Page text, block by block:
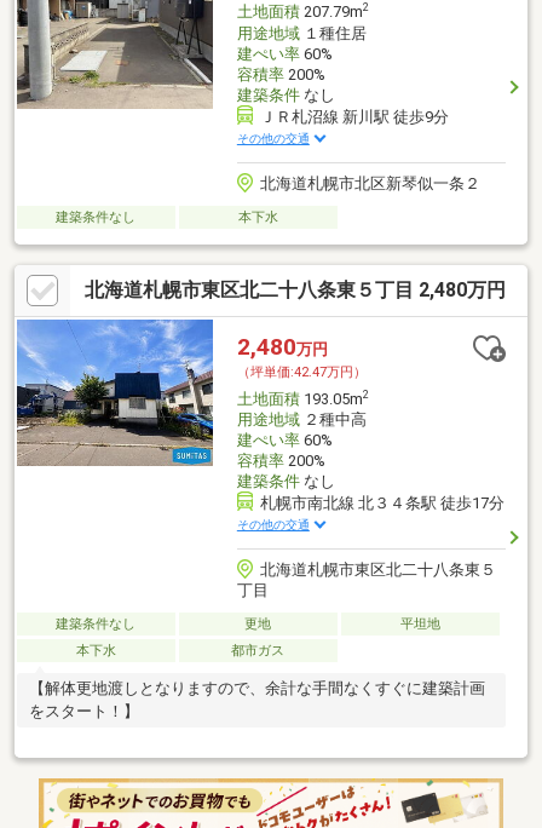
土地面積207.79m2
用途地域１種住居
建ぺい率60%
容積率200%
建築条件なし
ＪＲ札沼線 新川駅 徒歩9分
その他の交通
北海道札幌市北区新琴似一条２
建築条件なし 本下水
北海道札幌市東区北二十八条東５丁目 2,480万円
2,480万円
（坪単価:42.47万円）
土地面積193.05m2
用途地域２種中高
建ぺい率60%
容積率200%
建築条件なし
札幌市南北線 北３４条駅 徒歩17分
その他の交通
北海道札幌市東区北二十八条東５
丁目
建築条件なし 更地
平坦地
本下水
都市ガス
【解体更地渡しとなりますので、余計な手間なくすぐに建築計画
をスタート！】